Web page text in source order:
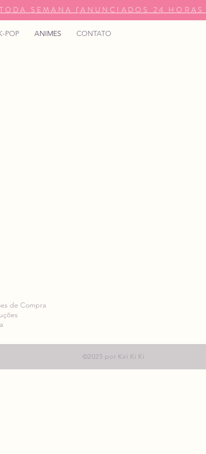
SEMANA (ANUNCIADOS 24
POP ANIMES CONTATO
de Compra
©2025 por Kiri Ki Ki